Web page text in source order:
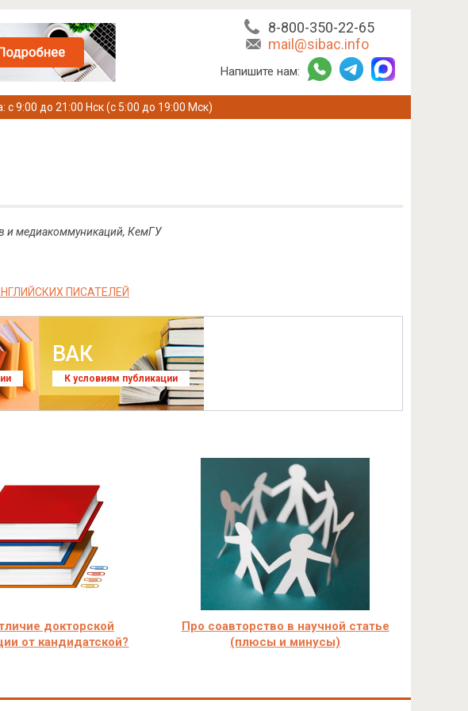
8-800-350-22-65
mail@sibac.info
Напишите нам:
с 9:00 до 21:00 Нск (с 5:00 до 19:00 Мск)
и медиакоммуникаций, КемГУ
ПИСАТЕЛЕЙ
ВАК
К условиям публикации
докторской
от кандидатской?
Про соавторство в научной статье
(плюсы и минусы)